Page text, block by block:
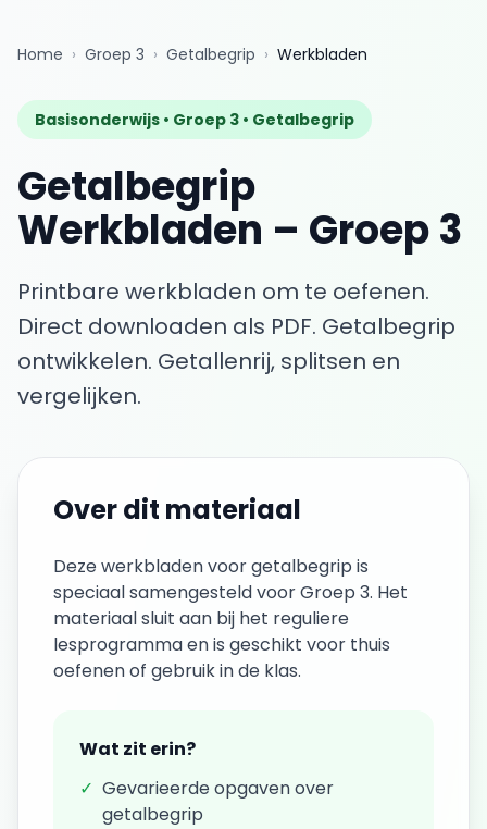
Home › Groep 3 › Getalbegrip › Werkbladen
Basisonderwijs • Groep 3 • Getalbegrip
Getalbegrip
Werkbladen – Groep 3
Printbare werkbladen om te oefenen.
Direct downloaden als PDF. Getalbegrip
ontwikkelen. Getallenrij, splitsen en
vergelijken.
Over dit materiaal
Dezewerkbladenvoorgetalbegrip is
speciaal samengesteld voorGroep 3. Het
materiaal sluit aan bij het reguliere
lesprogramma en is geschikt voor thuis
oefenen of gebruik in de klas.
Wat zit erin?
✓ Gevarieerde opgaven over
getalbegrip